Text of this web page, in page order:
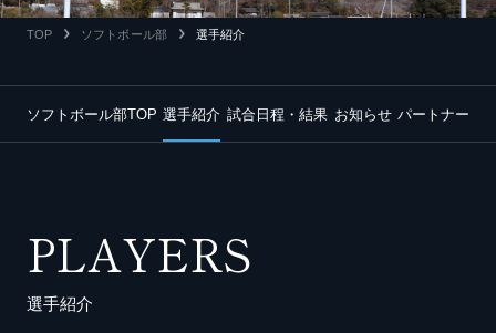
TOP ソフトボール部 選手紹介
ソフトボール部TOP 選手紹介 試合日程・結果 お知らせ パートナー
PLAYERS
選手紹介